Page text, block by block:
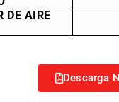
DE AIRE
Descarga